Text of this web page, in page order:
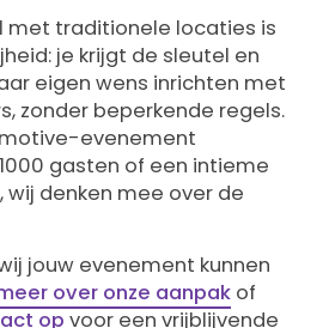
met traditionele locaties is
je krijgt de sleutel en
eigen wens inrichten met
zonder beperkende regels.
evenement
gasten of een intieme
denken mee over de
jouw evenement kunnen
over onze aanpak of
op voor een vrijblijvende